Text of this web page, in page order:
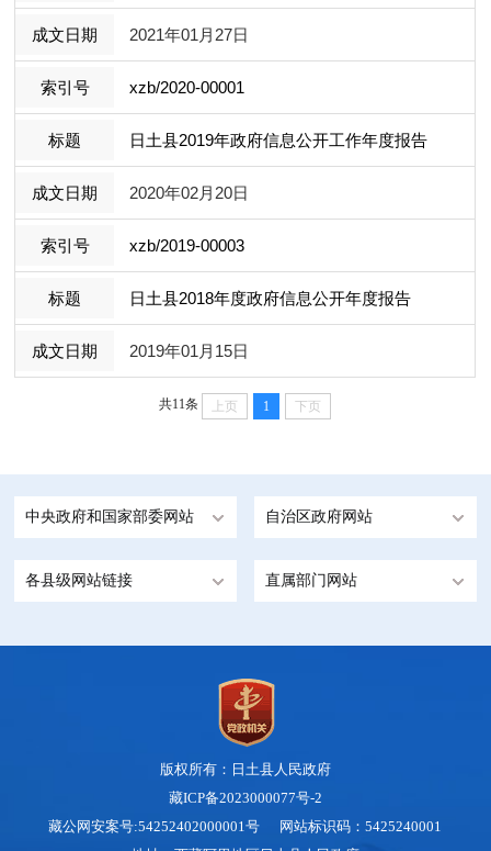
2021年01月27日
xzb/2020-00001
日土县2019年政府信息公开工作年度报告
2020年02月20日
xzb/2019-00003
日土县2018年度政府信息公开年度报告
2019年01月15日
共11条 上页 1 下页
中央政府和国家部委网站 自治区政府网站
各县级网站链接 直属部门网站
版权所有：日土县人民政府
藏ICP备2023000077号-2
藏公网安案号:54252402000001号 网站标识码：5425240001